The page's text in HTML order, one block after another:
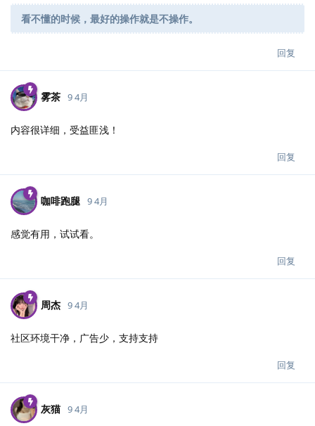
看不懂的时候，最好的操作就是不操作。
回复
雾茶 9 4月
内容很详细，受益匪浅！
回复
咖啡跑腿 9 4月
感觉有用，试试看。
回复
周杰 9 4月
社区环境干净，广告少，支持支持
回复
灰猫 9 4月